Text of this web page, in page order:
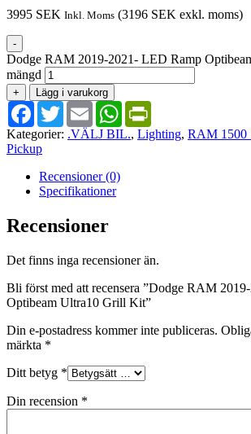
3995 SEK Inkl. Moms (3196 SEK exkl. moms)
-
Dodge RAM 2019-2021- LED Ramp
mängd
+ Lägg i varukorg
Facebook
TwitterEmail WhatsApp
Kategorier: .VÄLJ BIL., Lighting, RAM 1500
Pickup
Recensioner (0)
Specifikationer
Recensioner
Det finns inga recensioner än.
Bli först med att recensera ”Dodge RAM
Optibeam Ultra10 Grill Kit”
Din e-postadress kommer inte publiceras.
märkta *
Ditt betyg *
Din recension *